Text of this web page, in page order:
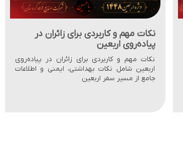
معرفی شرکت صنایع فولاد کردستان،
به فارسی، عربی و انگلیسی
مجری دو پروژۀ بزرگ ملی در شهرستانهای بیجار
و قروه